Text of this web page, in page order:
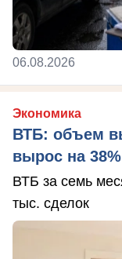
06.08.2026
Экономика
ВТБ: объем
вырос на 38%
ВТБ за семь
тыс. сделок